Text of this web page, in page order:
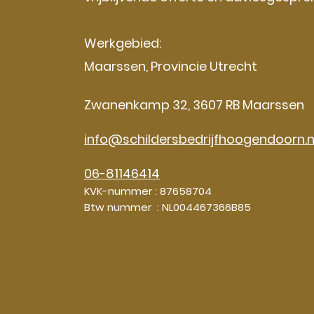
Werkgebied:
Maarssen, Provincie Utrecht
Zwanenkamp 32, 3607 RB Maarssen
06-81146414
KVK-nummer : 87658704
Btw nummer : NL004467366B85